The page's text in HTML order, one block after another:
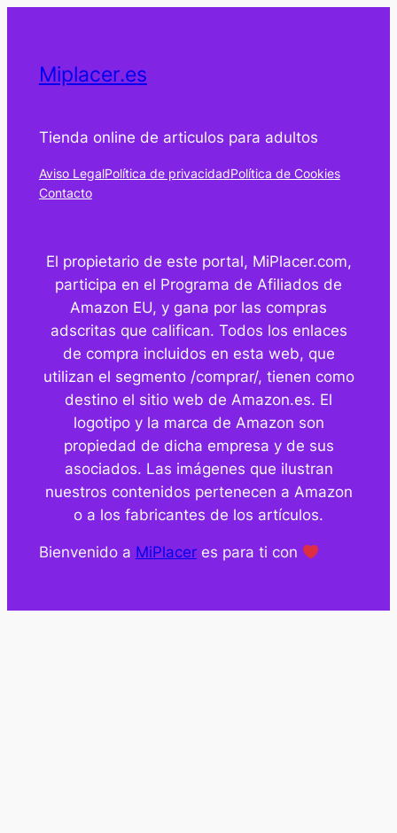
Miplacer.es
Tienda online de articulos para adultos
Aviso LegalPolítica de privacidadPolítica de Cookies
Contacto
El propietario de este portal, MiPlacer.com,
participa en el Programa de Afiliados de
Amazon EU, y gana por las compras
adscritas que califican. Todos los enlaces
de compra incluidos en esta web, que
utilizan el segmento /comprar/, tienen como
destino el sitio web de Amazon.es. El
logotipo y la marca de Amazon son
propiedad de dicha empresa y de sus
asociados. Las imágenes que ilustran
nuestros contenidos pertenecen a Amazon
o a los fabricantes de los artículos.
Bienvenido a MiPlaceres para ti con